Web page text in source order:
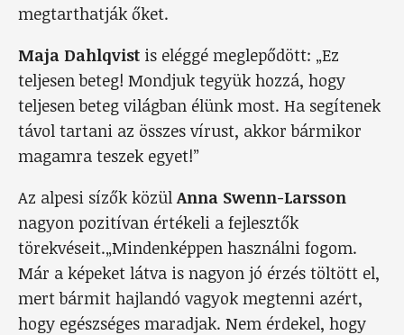
megtarthatják őket.
Maja Dahlqvist is eléggé meglepődött: „Ez
teljesen beteg! Mondjuk tegyük hozzá, hogy
teljesen beteg világban élünk most. Ha segítenek
távol tartani az összes vírust, akkor bármikor
magamra teszek egyet!”
Az alpesi sízők közülAnna Swenn-Larsson
nagyon pozitívan értékeli a fejlesztők
törekvéseit.„Mindenképpen használni fogom.
Már a képeket látva is nagyon jó érzés töltött el,
mert bármit hajlandó vagyok megtenni azért,
hogy egészséges maradjak. Nem érdekel, hogy